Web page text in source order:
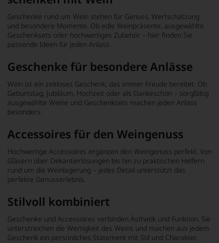
Geschenke rund um Wein stehen für Genuss, Wertschätzung
und besondere Momente. Ob edle Weinpräsente, ausgewählte
Geschenksets oder hochwertiges Zubehör – hier finden Sie
passende Ideen für jeden Anlass.
Geschenke für besondere Anlässe
Wein ist ein zeitloses Geschenk, das immer Freude bereitet. Ob
Geburtstag, Jubiläum, Hochzeit oder als Dankeschön – sorgfältig
ausgewählte Weine und Geschenksets machen jeden Anlass
besonders.
Accessoires für den Weingenuss
Hochwertige Accessoires ergänzen den Weingenuss perfekt. Von
Gläsern über Dekantierlösungen bis hin zu praktischen Helfern
rund um die Weinlagerung – jedes Detail unterstützt das
perfekte Genusserlebnis.
Stilvoll kombiniert
Geschenke und Accessoires verbinden Ästhetik und Funktion. Sie
unterstreichen die Wertigkeit des Weins und machen aus jedem
Geschenk ein persönliches Statement mit Stil und Charakter.